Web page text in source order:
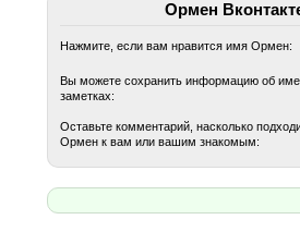
Ормен
Нажмите, если вам нравится имя Ормен:
Вы можете сохранить информацию об
заметках:
Оставьте комментарий, насколько
Ормен к вам или вашим знакомым: